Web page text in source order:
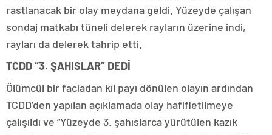
rastlanacak bir olay meydana geldi. Yüzeyde çalışan
sondaj matkabı tüneli delerek rayların üzerine indi,
rayları da delerek tahrip etti.
TCDD “3. ŞAHISLAR” DEDİ
Ölümcül bir faciadan kıl payı dönülen olayın ardından
TCDD’den yapılan açıklamada olay hafifletilmeye
çalışıldı ve “Yüzeyde 3. şahıslarca yürütülen kazık